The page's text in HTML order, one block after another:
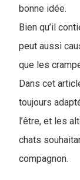
bonne idée.
Bien qu’il
peut aussi
que les
Dans cet
toujours
l’être, et les
chats
compagnon.